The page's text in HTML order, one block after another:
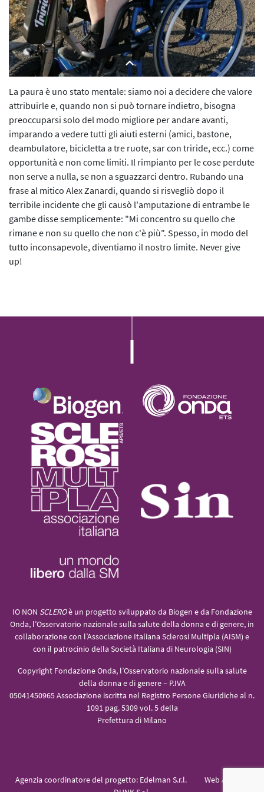
L’iniziativa 2022
L’iniziativa 2023
L’iniziativa 2024
L’iniziativa 2025
La paura è uno stato mentale: siamo noi a decidere che valore
attribuirle e, quando non si può tornare indietro, bisogna
preoccuparsi solo del modo migliore per andare avanti,
imparando a vedere tutti gli aiuti esterni (amici, bastone,
deambulatore, bicicletta a tre ruote, sar con triride, ecc.) come
opportunità e non come limiti. Il rimpianto per le cose perdute
non serve a nulla, se non a sguazzarci dentro. Rubando una
frase al mitico Alex Zanardi, quando si risvegliò dopo il
terribile incidente che gli causò l'amputazione di entrambe le
gambe disse semplicemente: "Mi concentro su quello che
rimane e non su quello che non c'è più". Spesso, in modo del
tutto inconsapevole, diventiamo il nostro limite. Never give
up!
IO NON SCLEROè un progetto sviluppato da Biogen e da Fondazione
Onda, l’Osservatorio nazionale sulla salute della donna e di genere, in
collaborazione con l’Associazione Italiana Sclerosi Multipla (AISM) e
con il patrocinio della Società Italiana di Neurologia (SIN)
Copyright Fondazione Onda, l’Osservatorio nazionale sulla salute
della donna e di genere – P.IVA
05041450965 Associazione iscritta nel Registro Persone Giuridiche al n.
1091 pag. 5309 vol. 5 della
Prefettura di Milano
Agenzia coordinatore del progetto: Edelman S.r.l.
Web Agency: